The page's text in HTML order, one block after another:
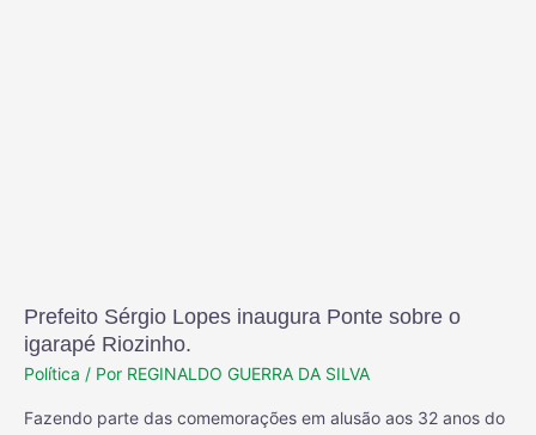
Prefeito Sérgio Lopes inaugura Ponte sobre o
igarapé Riozinho.
Política / Por REGINALDO GUERRA DA SILVA
Fazendo parte das comemorações em alusão aos 32 anos do